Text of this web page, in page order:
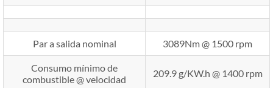
Par a salida nominal 3089Nm @ 1500 rpm
Consumo mínimo de
combustible @ velocidad
209.9 g/KW.h @ 1400 rpm